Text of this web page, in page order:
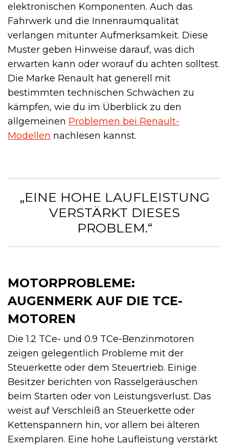
elektronischen Komponenten. Auch das
Fahrwerk und die Innenraumqualität
verlangen mitunter Aufmerksamkeit. Diese
Muster geben Hinweise darauf, was dich
erwarten kann oder worauf du achten solltest.
Die Marke Renault hat generell mit
bestimmten technischen Schwächen zu
kämpfen, wie du im Überblick zu den
allgemeinen Problemen bei Renault-
Modellen nachlesen kannst.
„EINE HOHE LAUFLEISTUNG
VERSTÄRKT DIESES
PROBLEM.“
MOTORPROBLEME:
AUGENMERK AUF DIE TCE-
MOTOREN
Die 1.2 TCe- und 0.9 TCe-Benzinmotoren
zeigen gelegentlich Probleme mit der
Steuerkette oder dem Steuertrieb. Einige
Besitzer berichten von Rasselgeräuschen
beim Starten oder von Leistungsverlust. Das
weist auf Verschleiß an Steuerkette oder
Kettenspannern hin, vor allem bei älteren
Exemplaren. Eine hohe Laufleistung verstärkt